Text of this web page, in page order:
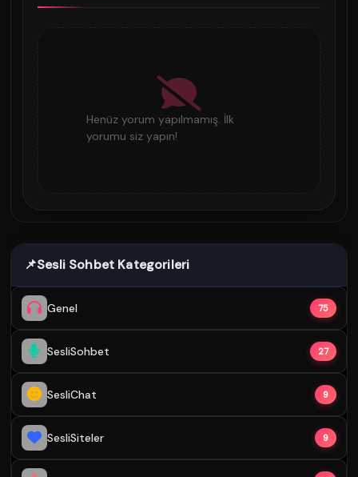
Henüz yorum yapılmamış. İlk
yorumu siz yapın!
📌Sesli Sohbet Kategorileri
Genel 75
SesliSohbet 27
SesliChat 9
SesliSiteler 9